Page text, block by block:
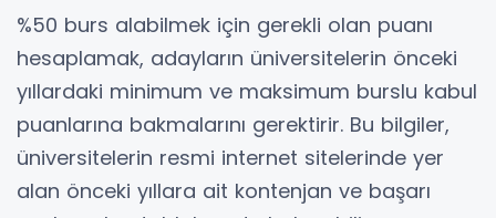
%50 burs alabilmek için gerekli olan puanı
hesaplamak, adayların üniversitelerin önceki
yıllardaki minimum ve maksimum burslu kabul
puanlarına bakmalarını gerektirir. Bu bilgiler,
üniversitelerin resmi internet sitelerinde yer
alan önceki yıllara ait kontenjan ve başarı